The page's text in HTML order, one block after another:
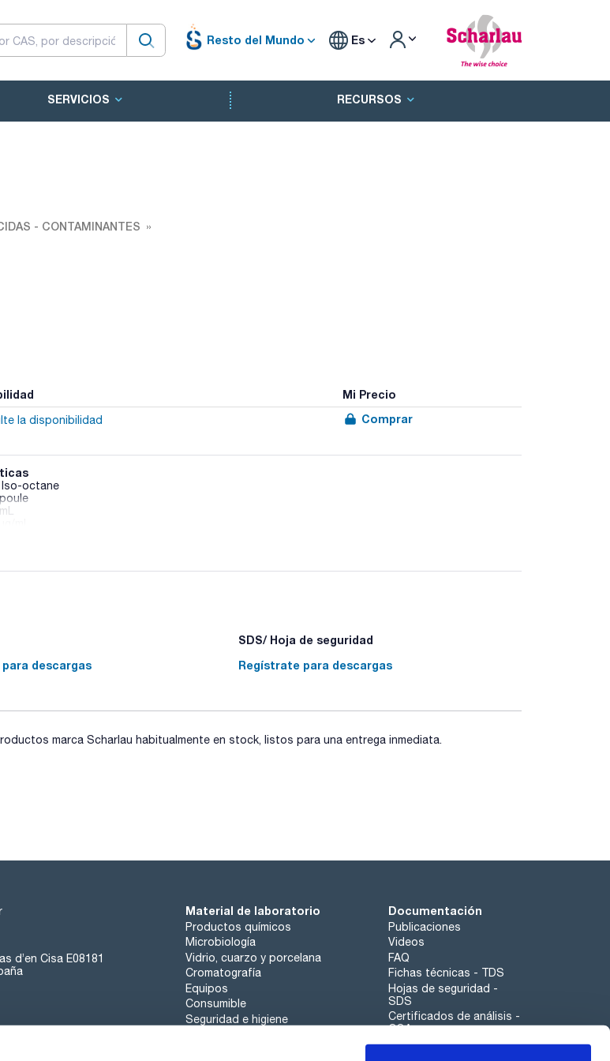
Resto del Mundo Es
SERVICIOS RECURSOS
- CONTAMINANTES
Mi Precio
la disponibilidad Comprar
Iso-octane
88-1]
descargas
SDS/ Hoja de seguridad
Regístrate para descargas
marca Scharlau habitualmente en stock, listos para una entrega inmediata.
d’en Cisa E08181
Material de laboratorio
Productos químicos
Microbiología
Vidrio, cuarzo y porcelana
Cromatografía
Equipos
Consumible
Seguridad e higiene
Documentación
Publicaciones
Videos
FAQ
Fichas técnicas - TDS
Hojas de seguridad -
SDS
Certificados de análisis -
COA
Aplicaciones